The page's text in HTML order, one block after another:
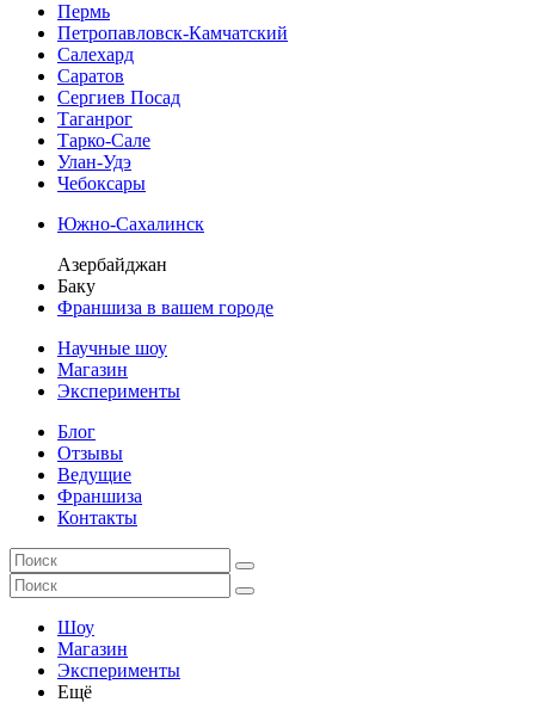
Пермь
Петропавловск-Камчатский
Салехард
Саратов
Сергиев Посад
Таганрог
Тарко-Сале
Улан-Удэ
Чебоксары
Южно-Сахалинск
Азербайджан
Баку
Франшиза в вашем городе
Научные шоу
Магазин
Эксперименты
Блог
Отзывы
Ведущие
Франшиза
Контакты
Шоу
Магазин
Эксперименты
Ещё